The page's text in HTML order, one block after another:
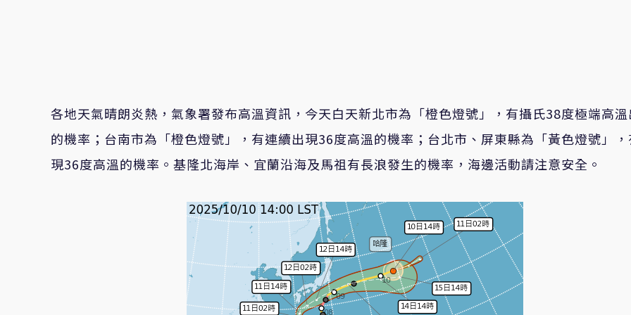
各地天氣晴朗炎熱，氣象署發布高溫資訊，今天白天新北市為「橙色燈號」，有攝氏38度極端高
的機率；台南市為「橙色燈號」，有連續出現36度高溫的機率；台北市、屏東縣為「黃色燈號」，
現36度高溫的機率。基隆北海岸、宜蘭沿海及馬祖有長浪發生的機率，海邊活動請注意安全。